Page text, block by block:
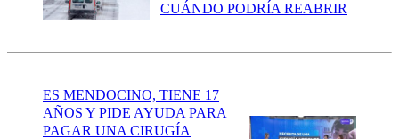
CUÁNDO PODRÍA REABRIR
ES MENDOCINO, TIENE 17
AÑOS Y PIDE AYUDA PARA
PAGAR UNA CIRUGÍA